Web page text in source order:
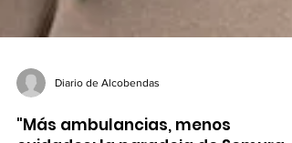
Diario de Alcobendas